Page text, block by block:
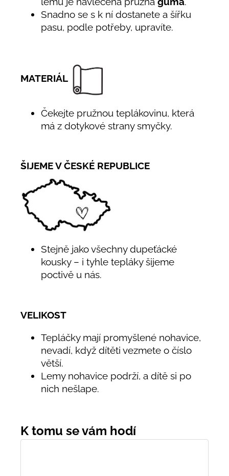
Snadno se s k ní dostanete a šířku
pasu, podle potřeby, upravíte.
MATERIÁL
Čekejte pružnou teplákovinu, která
má z dotykové strany smyčky.
ŠIJEME V ČESKÉ REPUBLICE
Stejně jako všechny dupeťácké
kousky – i tyhle tepláky šijeme
poctivě u nás.
VELIKOST
Tepláčky mají promyšlené nohavice,
nevadí, když dítěti vezmete o číslo
větší.
Lemy nohavice podrží, a dítě si po
nich nešlape.